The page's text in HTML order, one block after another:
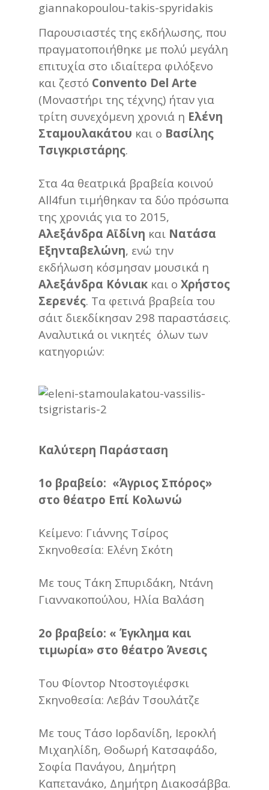
Παρουσιαστές της εκδήλωσης, που
πραγματοποιήθηκε με πολύ μεγάλη
επιτυχία στο ιδιαίτερα φιλόξενο
και ζεστό Conventο Del Arte
(Μοναστήρι της τέχνης) ήταν για
τρίτη συνεχόμενη χρονιά η Ελένη
Σταμουλακάτου και ο Βασίλης
Τσιγκριστάρης.
Στα 4α θεατρικά βραβεία κοινού
All4fun τιμήθηκαν τα δύο πρόσωπα
της χρονιάς για το 2015,
Αλεξάνδρα Αϊδίνη και Νατάσα
Εξηνταβελώνη, ενώ την
εκδήλωση κόσμησαν μουσικά η
Αλεξάνδρα Κόνιακ και ο Χρήστος
Σερενές. Τα φετινά βραβεία του
σάιτ διεκδίκησαν 298 παραστάσεις.
Αναλυτικά οι νικητές όλων των
κατηγοριών:
Καλύτερη Παράσταση
1ο βραβείο: «Άγριος Σπόρος»
στο θέατρο Επί Κολωνώ
Κείμενο: Γιάννης Τσίρος
Σκηνοθεσία: Ελένη Σκότη
Με τους Τάκη Σπυριδάκη, Ντάνη
Γιαννακοπούλου, Ηλία Βαλάση
2ο βραβείο: « Έγκλημα και
τιμωρία» στο θέατρο Άνεσις
Του Φίοντορ Ντοστογιέφσκι
Σκηνοθεσία: Λεβάν Τσουλάτζε
Με τους Τάσο Ιορδανίδη, Ιεροκλή
Μιχαηλίδη, Θοδωρή Κατσαφάδο,
Σοφία Πανάγου, Δημήτρη
Καπετανάκο, Δημήτρη Διακοσάββα.